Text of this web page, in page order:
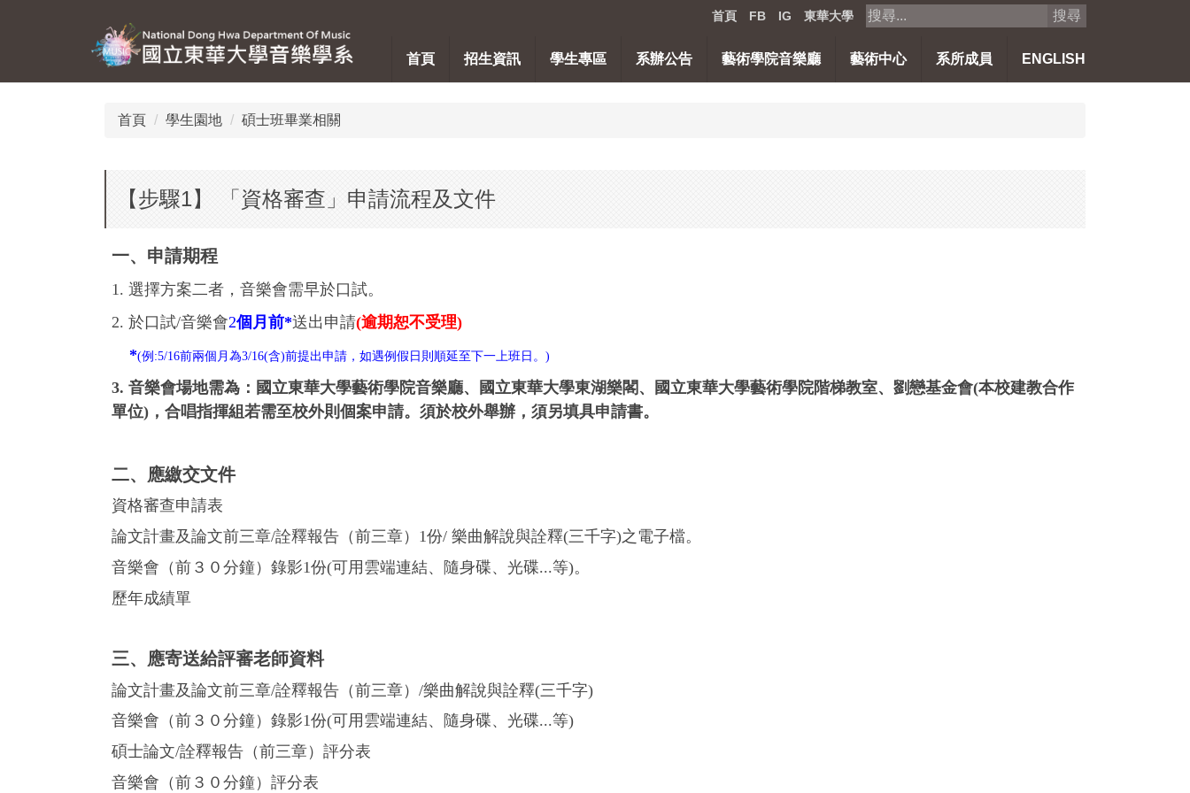
首頁 FB IG 東華大學 搜尋
首頁 招生資訊 學生專區 系辦公告 藝術學院音樂廳 藝術中心 系所成員 ENGLISH
首頁 學生園地 碩士班畢業相關
【步驟1】 「資格審查」申請流程及文件
一、申請期程
1. 選擇方案二者，音樂會需早於口試。
2. 於口試/音樂會2個月前*送出申請(逾期恕不受理)
*(例:5/16前兩個月為3/16(含)前提出申請，如遇例假日則順延至下一上班日。)
3. 音樂會場地需為：國立東華大學藝術學院音樂廳、國立東華大學東湖樂閣、國立東華大學藝術學院階梯教室、劉戀基金會(本校建教合作
單位)，合唱指揮組若需至校外則個案申請。須於校外舉辦，須另填具申請書。
二、應繳交文件
資格審查申請表
論文計畫及論文前三章/詮釋報告（前三章）1份/ 樂曲解說與詮釋(三千字)之電子檔。
音樂會（前３０分鐘）錄影1份(可用雲端連結、隨身碟、光碟...等)。
歷年成績單
三、應寄送給評審老師資料
論文計畫及論文前三章/詮釋報告（前三章）/樂曲解說與詮釋(三千字)
音樂會（前３０分鐘）錄影1份(可用雲端連結、隨身碟、光碟...等)
碩士論文/詮釋報告（前三章）評分表
音樂會（前３０分鐘）評分表